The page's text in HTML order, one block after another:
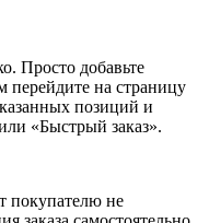
Просто добавьте
перейдите на страницу
позиций и
«Быстрый заказ».
покупателю не